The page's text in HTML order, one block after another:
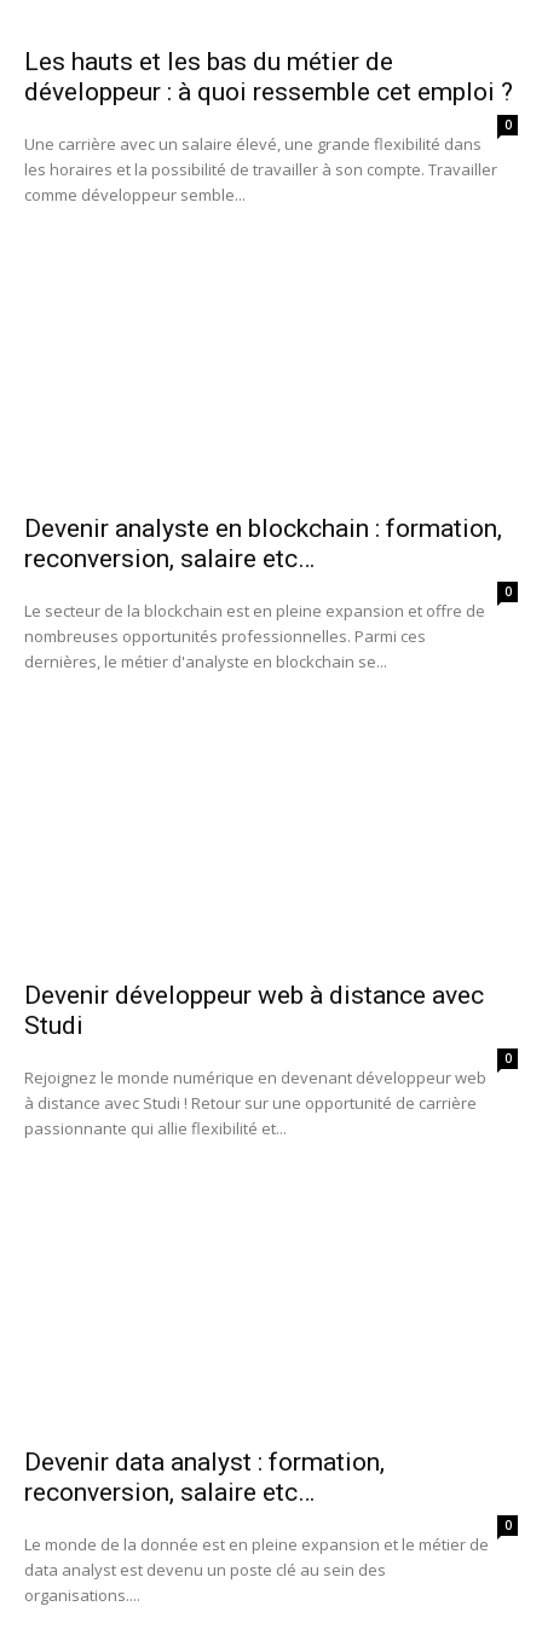
Les hauts et les bas du métier de
développeur : à quoi ressemble cet emploi ?
0
Une carrière avec un salaire élevé, une grande flexibilité dans
les horaires et la possibilité de travailler à son compte. Travailler
comme développeur semble...
Devenir analyste en blockchain : formation,
reconversion, salaire etc…
0
Le secteur de la blockchain est en pleine expansion et offre de
nombreuses opportunités professionnelles. Parmi ces
dernières, le métier d'analyste en blockchain se...
Devenir développeur web à distance avec
Studi
0
Rejoignez le monde numérique en devenant développeur web
à distance avec Studi ! Retour sur une opportunité de carrière
passionnante qui allie flexibilité et...
Devenir data analyst : formation,
reconversion, salaire etc…
0
Le monde de la donnée est en pleine expansion et le métier de
data analyst est devenu un poste clé au sein des
organisations....